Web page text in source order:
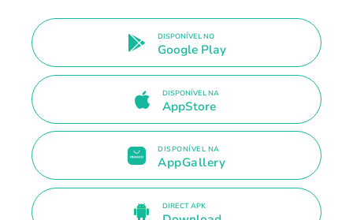
DISPONÍVEL NO
Google Play
DISPONÍVEL NA
AppStore
DISPONÍVEL NA
AppGallery
DIRECT APK